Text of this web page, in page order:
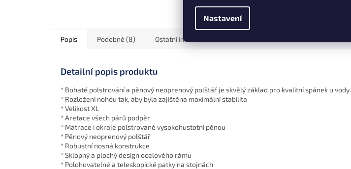
Nastavení
Popis Podobné (8) Ostatní informace
Detailní popis produktu
* Bohaté polstrování a pěnový neoprenový polštář je skvělý základ pro kvalitní spánek u vody.
* Rozložení nohou tak, aby byla zajištěna maximální stabilita
* Velikost XL
* Aretace všech párů podpěr
* Matrace i okraje polstrované vysokohustotní pěnou
* Pěnový neoprenový polštář
* Robustní nosná konstrukce
* Sklopný a plochý design ocelového rámu
* Polohovatelné a teleskopické patky na stojnách